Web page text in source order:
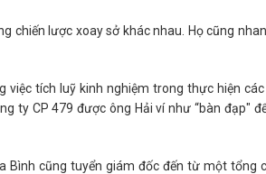
chiến lược xoay sở khác nhau. Họ cũng
việc tích luỹ kinh nghiệm trong thực hiện
ty CP 479 được ông Hải ví như “bàn đạp"
Bình cũng tuyển giám đốc đến từ một tổng